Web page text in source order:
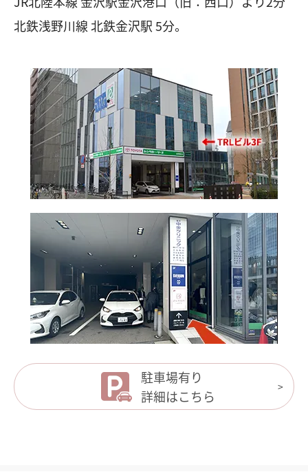
北鉄浅野川線 北鉄金沢駅 5分。
駐車場有り
詳細はこちら